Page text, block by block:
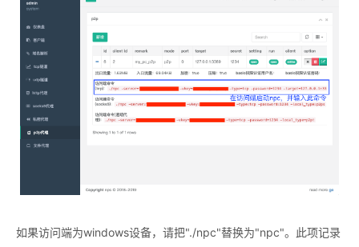
如果访问端为windows设备，请把"./npc"替换为"npc"。此项记录